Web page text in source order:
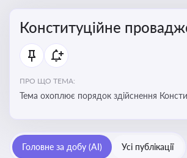
Конституційне
ПРО ЩО ТЕМА:
Тема охоплює порядок здійснення
Головне за добу (AI) Усі публікації